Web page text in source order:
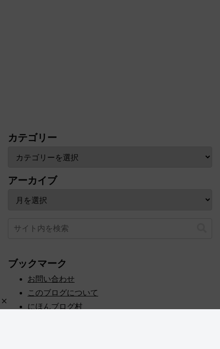
カテゴリー
アーカイブ
ブックマーク
お問い合わせ
このブログについて
にほんブログ村